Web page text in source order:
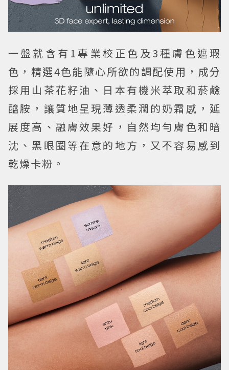
一盤就含有1專業校正色及3種膚色遮瑕
色，精選4色能隨心所欲的調配使用，成分
採用山茶花籽油、日本有機米萃取和菸鹼
醯胺，讓質地呈現薄透柔潤的奶霜感，延
展度高、融膚效果好，自然均勻膚色和暗
沈、黑眼圈等在意的地方，又不容易感到
乾燥卡粉。